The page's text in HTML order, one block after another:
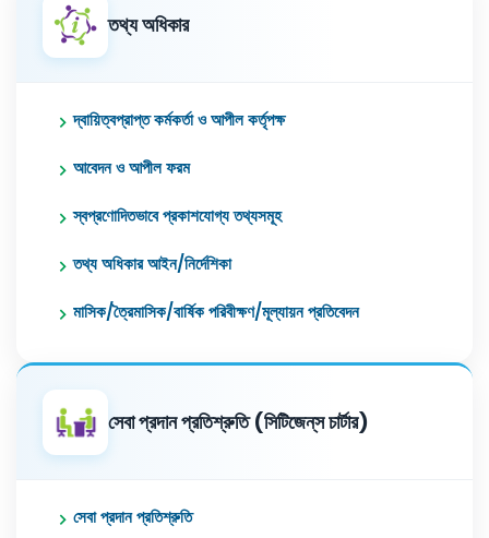
তথ্য অধিকার
দ্বায়িত্বপ্রাপ্ত কর্মকর্তা ও আপীল কর্তৃপক্ষ
আবেদন ও আপীল ফরম
স্বপ্রণোদিতভাবে প্রকাশযোগ্য তথ্যসমূহ
তথ্য অধিকার আইন/নির্দেশিকা
মাসিক/ত্রৈমাসিক/বার্ষিক পরিবীক্ষণ/মূল্যায়ন প্রতিবেদন
সেবা প্রদান প্রতিশ্রুতি (সিটিজেন্‌স চার্টার)
সেবা প্রদান প্রতিশ্রুতি